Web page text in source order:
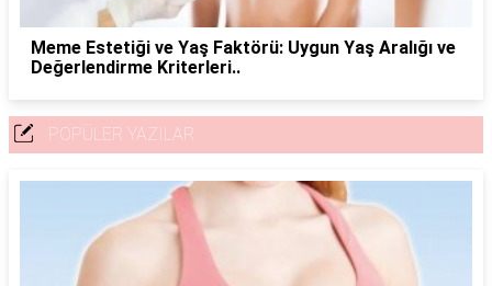
Meme Estetiği ve Yaş Faktörü: Uygun Yaş Aralığı ve
Değerlendirme Kriterleri..
POPÜLER YAZILAR